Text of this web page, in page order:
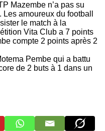
Mazembe n’a pas su
amoureux du football
le match à la
Vita Club a 7 points
compte 2 points après 2
Pembe qui a battu
de 2 buts à 1 dans un